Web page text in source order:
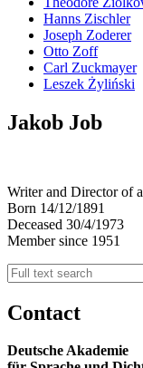
Hanns Zischler
Joseph Zoderer
Otto Zoff
Carl Zuckmayer
Leszek Żyliński
Jakob Job
Writer and Director of
Born 14/12/1891
Deceased 30/4/1973
Member since 1951
Contact
Deutsche Akademie